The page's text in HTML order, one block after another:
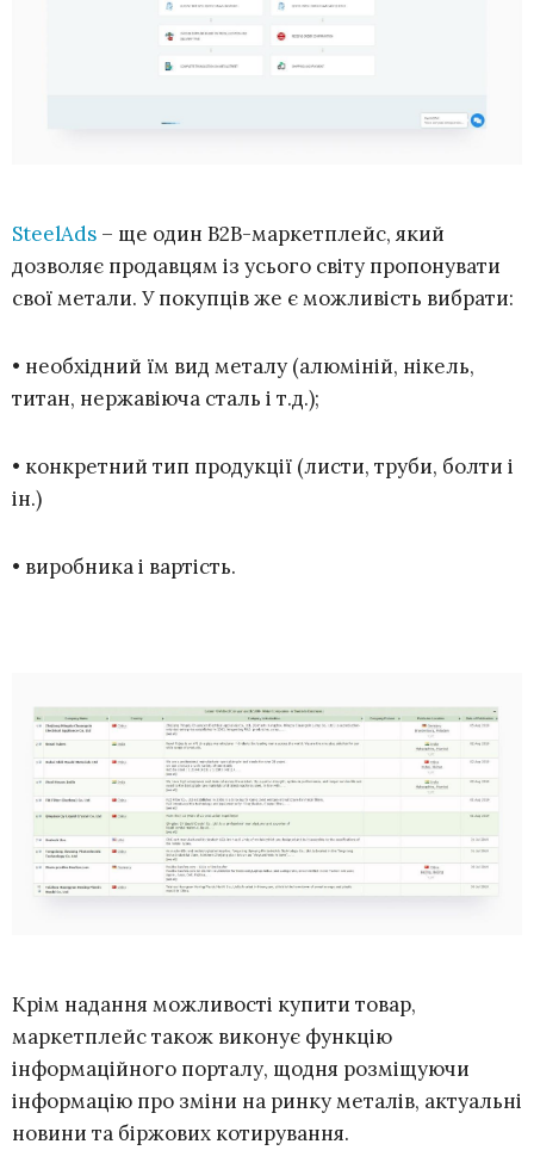
SteelAds – ще один B2B-маркетплейс, який
дозволяє продавцям із усього світу пропонувати
свої метали. У покупців же є можливість вибрати:
• необхідний їм вид металу (алюміній, нікель,
титан, нержавіюча сталь і т.д.);
• конкретний тип продукції (листи, труби, болти і
ін.)
• виробника і вартість.
Крім надання можливості купити товар,
маркетплейс також виконує функцію
інформаційного порталу, щодня розміщуючи
інформацію про зміни на ринку металів, актуальні
новини та біржових котирування.